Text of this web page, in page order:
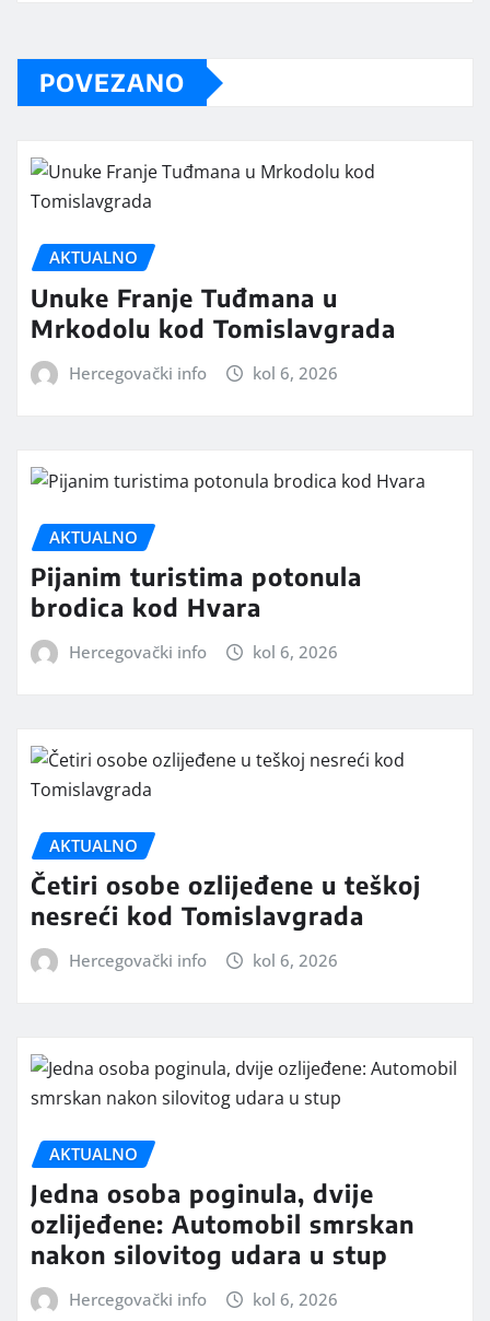
POVEZANO
AKTUALNO
Unuke Franje Tuđmana u
Mrkodolu kod Tomislavgrada
Hercegovački info kol 6, 2026
AKTUALNO
Pijanim turistima potonula
brodica kod Hvara
Hercegovački info kol 6, 2026
AKTUALNO
Četiri osobe ozlijeđene u teškoj
nesreći kod Tomislavgrada
Hercegovački info kol 6, 2026
AKTUALNO
Jedna osoba poginula, dvije
ozlijeđene: Automobil smrskan
nakon silovitog udara u stup
Hercegovački info kol 6, 2026